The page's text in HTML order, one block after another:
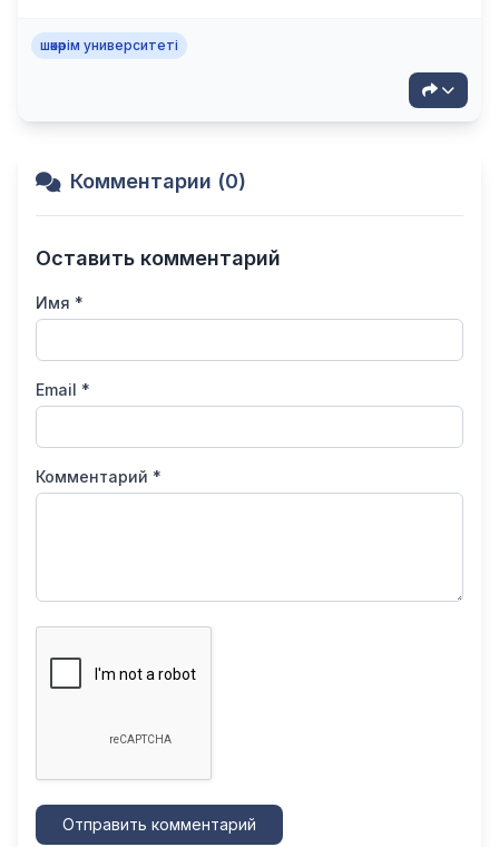
шәкәрім университеті
Комментарии (0)
Оставить комментарий
Имя *
Email *
Комментарий *
Отправить комментарий